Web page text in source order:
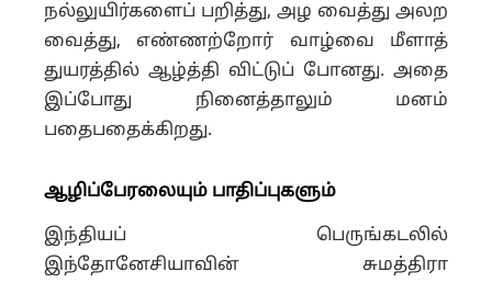
நல்லுயிர்களைப் பறித்து, அழ வைத்து அலற
வைத்து, எண்ணற்றோர் வாழ்வை மீளாத்
துயரத்தில் ஆழ்த்தி விட்டுப் போனது. அதை
இப்போது நினைத்தாலும் மனம்
பதைபதைக்கிறது.
ஆழிப்பேரலையும் பாதிப்புகளும்
இந்தியப் பெருங்கடலில்
இந்தோனேசியாவின் சுமத்திரா